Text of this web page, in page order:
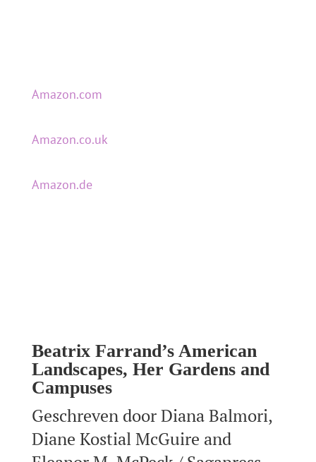
Amazon.com
Amazon.co.uk
Amazon.de
Beatrix Farrand’s American
Landscapes, Her Gardens and
Campuses
Geschreven door Diana Balmori,
Diane Kostial McGuire and